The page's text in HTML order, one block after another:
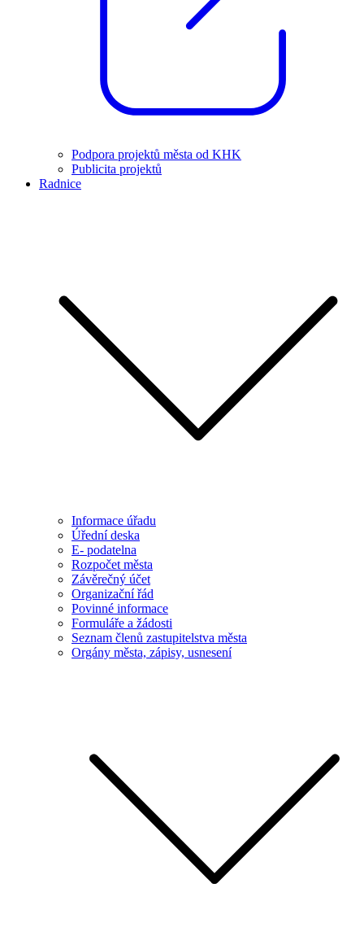
Podpora projektů města od KHK
Publicita projektů
Radnice
Informace úřadu
Úřední deska
E- podatelna
Rozpočet města
Závěrečný účet
Organizační řád
Povinné informace
Formuláře a žádosti
Seznam členů zastupitelstva města
Orgány města, zápisy, usnesení